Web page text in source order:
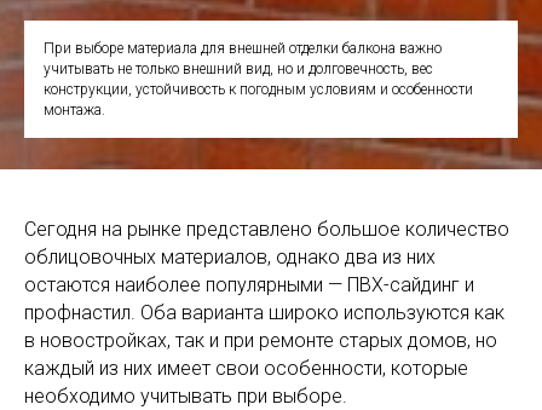
При выборе материала для внешней отделки балкона важно
учитывать не только внешний вид, но и долговечность, вес
конструкции, устойчивость к погодным условиям и особенности
монтажа.
Сегодня на рынке представлено большое количество
облицовочных материалов, однако два из них
остаются наиболее популярными — ПВХ-сайдинг и
профнастил. Оба варианта широко используются как
в новостройках, так и при ремонте старых домов, но
каждый из них имеет свои особенности, которые
необходимо учитывать при выборе.